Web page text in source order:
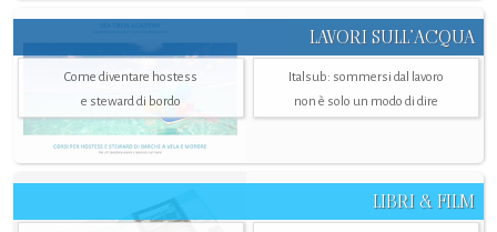
LAVORI SULL’ACQUA
Come diventare hostess
e steward di bordo
Italsub: sommersi dal lavoro
non è solo un modo di dire
LIBRI & FILM